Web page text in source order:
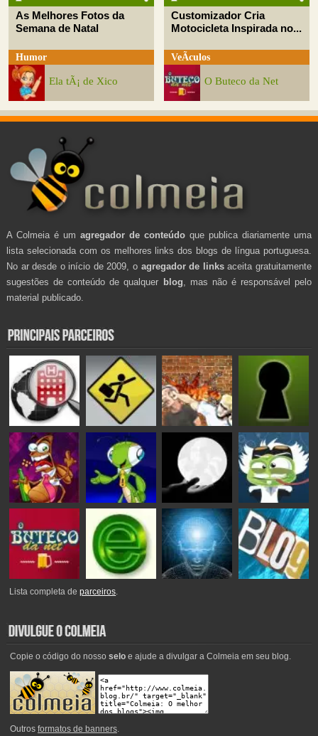
As Melhores Fotos da
Semana de Natal
Humor
Ela tÃ¡ de Xico
Customizador Cria
Motocicleta Inspirada no...
VeÃ­culos
O Buteco da Net
A Colmeia é um agregador de conteúdo que publica diariamente uma
lista selecionada com os melhores links dos blogs de língua portuguesa.
No ar desde o início de 2009, o agregador de linksaceita gratuitamente
sugestões de conteúdo de qualquer blog , mas não é responsável pelo
material publicado.
Lista completa deparceiros.
Copie o código do nosso seloe ajude a divulgar a Colmeia em seu blog.
Outros formatos de banners.